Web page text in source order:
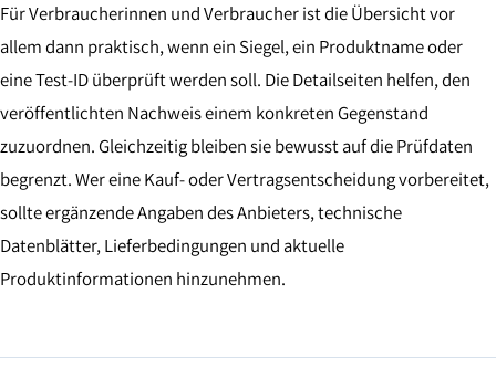
Für Verbraucherinnen und Verbraucher ist die Übersicht vor
allem dann praktisch, wenn ein Siegel, ein Produktname oder
eine Test-ID überprüft werden soll. Die Detailseiten helfen, den
veröffentlichten Nachweis einem konkreten Gegenstand
zuzuordnen. Gleichzeitig bleiben sie bewusst auf die Prüfdaten
begrenzt. Wer eine Kauf- oder Vertragsentscheidung vorbereitet,
sollte ergänzende Angaben des Anbieters, technische
Datenblätter, Lieferbedingungen und aktuelle
Produktinformationen hinzunehmen.